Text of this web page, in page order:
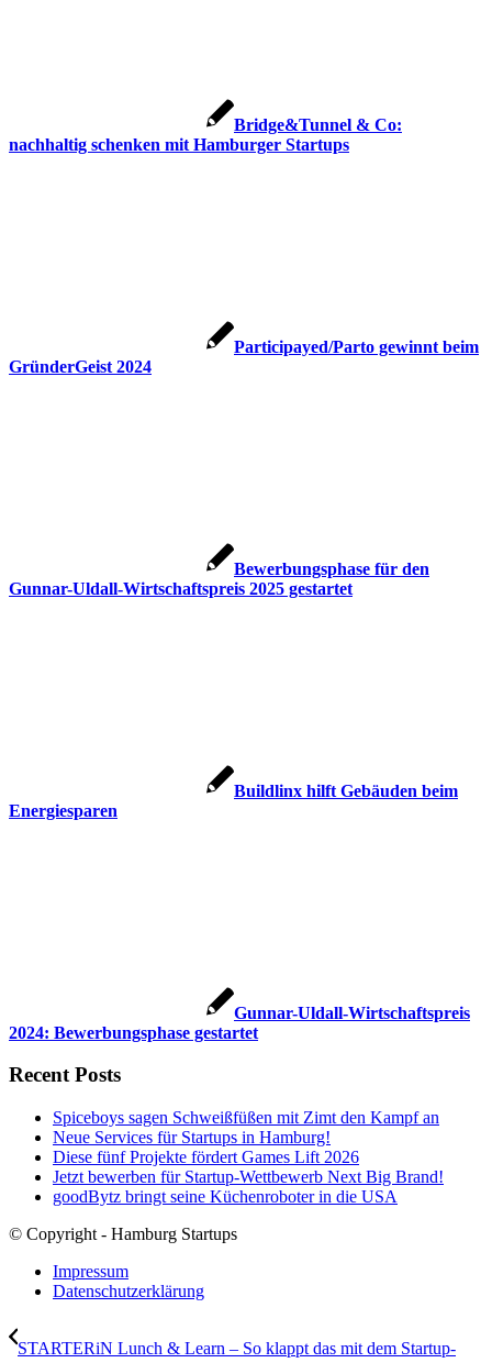
Bridge&Tunnel & Co:
nachhaltig schenken mit Hamburger Startups
Participayed/Parto gewinnt beim
GründerGeist 2024
Bewerbungsphase für den
Gunnar-Uldall-Wirtschaftspreis 2025 gestartet
Buildlinx hilft Gebäuden beim
Energiesparen
Gunnar-Uldall-Wirtschaftspreis
2024: Bewerbungsphase gestartet
Recent Posts
Spiceboys sagen Schweißfüßen mit Zimt den Kampf an
Neue Services für Startups in Hamburg!
Diese fünf Projekte fördert Games Lift 2026
Jetzt bewerben für Startup-Wettbewerb Next Big Brand!
goodBytz bringt seine Küchenroboter in die USA
© Copyright - Hamburg Startups
Impressum
Datenschutzerklärung
STARTERiN Lunch & Learn – So klappt das mit dem Startup-